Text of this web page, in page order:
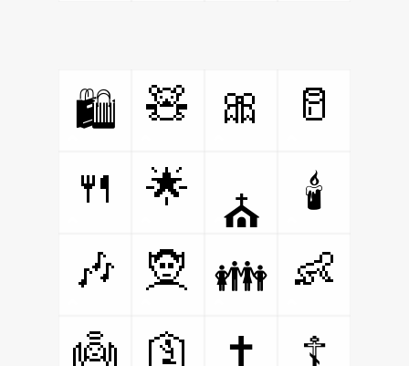
🛍️ 🧸 🎀
🥛
🍴
🌟
⛪
🕯️
🎶
🧝 👪 👶
👼
🛐 ✝️ ☦️